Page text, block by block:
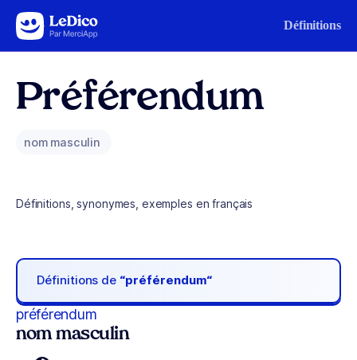
Aller au contenu Définitions
Préférendum
nom masculin
Définitions, synonymes, exemples en français
Définitions de “préférendum“
préférendum
nom masculin